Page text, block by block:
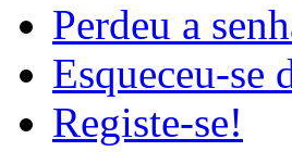
Perdeu a
Esqueceu-se
Registe-se!